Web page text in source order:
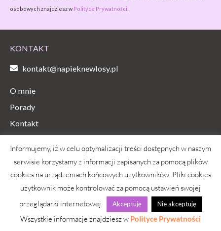
osobowych znajdziesz w Polityce Prywatności.
KONTAKT
kontakt@napieknewlosy.pl
O mnie
Porady
Kontakt
Facebook
Instagram
Youtube
Tiktok
WAŻNE INFORMACJE
Polityka prywatności
Informujemy, iż w celu optymalizacji treści dostępnych w naszym
serwisie korzystamy z informacji zapisanych za pomocą plików
cookies na urządzeniach końcowych użytkowników. Pliki cookies
użytkownik może kontrolować za pomocą ustawień swojej
przeglądarki internetowej.
Akceptuję Nie akceptuję
Wszystkie informacje znajdziesz w Polityce Prywatności